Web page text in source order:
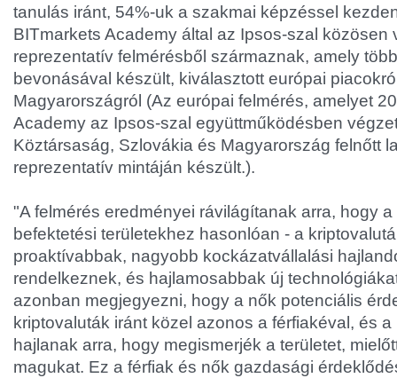
tanulás iránt, 54%-uk a szakmai képzéssel
BITmarkets Academy által az Ipsos-szal közösen
reprezentatív felmérésből származnak, amely
bevonásával készült, kiválasztott európai
Magyarországról (Az európai felmérés, amelyet
Academy az Ipsos-szal együttműködésben
Köztársaság, Szlovákia és Magyarország felnőtt
reprezentatív mintáján készült.).
"A felmérés eredményei rávilágítanak arra, hogy a
befektetési területekhez hasonlóan - a
proaktívabbak, nagyobb kockázatvállalási
rendelkeznek, és hajlamosabbak új
azonban megjegyezni, hogy a nők potenciális
kriptovaluták iránt közel azonos a férfiakéval, és
hajlanak arra, hogy megismerjék a területet,
magukat. Ez a férfiak és nők gazdasági